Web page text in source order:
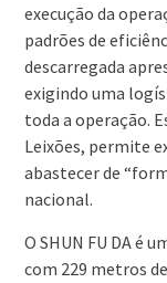
execução da
padrões de
descarregada
exigindo uma
toda a operação.
Leixões, permite
abastecer de
nacional.
O SHUN FU DA é
com 229 metros